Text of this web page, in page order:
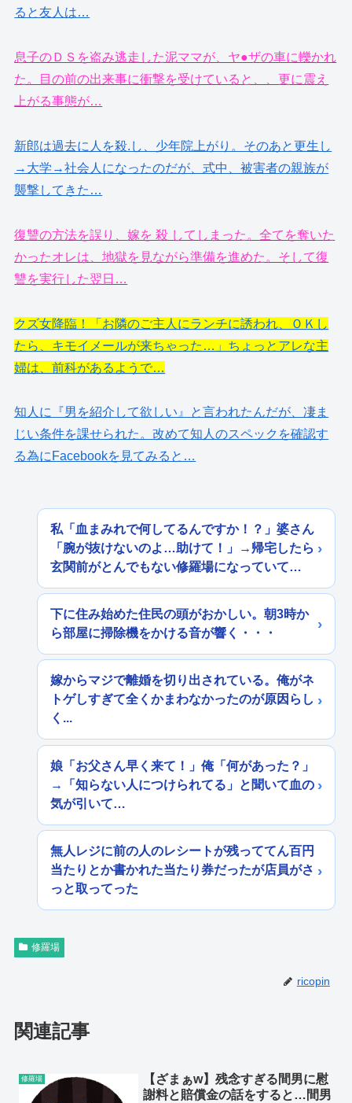
ると友人は…
息子のＤＳを盗み逃走した泥ママが、ヤ●ザの車に轢かれ
た。目の前の出来事に衝撃を受けていると、、更に震え
上がる事態が…
新郎は過去に人を殺.し、少年院上がり。そのあと更生し
→大学→社会人になったのだが、式中、被害者の親族が
襲撃してきた…
復讐の方法を誤り、嫁を 殺 してしまった。全てを奪いた
かったオレは、地獄を見ながら準備を進めた。そして復
讐を実行した翌日…
クズ女降臨！「お隣のご主人にランチに誘われ、ＯＫし
たら、キモイメールが来ちゃった…」ちょっとアレな主
婦は、前科があるようで…
知人に『男を紹介して欲しい』と言われたんだが、凄ま
じい条件を課せられた。改めて知人のスペックを確認す
る為にFacebookを見てみると…
私「血まみれで何してるんですか！？」婆さん
「腕が抜けないのよ…助けて！」→帰宅したら
玄関前がとんでもない修羅場になっていて…
下に住み始めた住民の頭がおかしい。朝3時か
ら部屋に掃除機をかける音が響く・・・
嫁からマジで離婚を切り出されている。俺がネ
トゲしすぎて全くかまわなかったのが原因らし
く...
娘「お父さん早く来て！」俺「何があった？」
→「知らない人につけられてる」と聞いて血の
気が引いて…
無人レジに前の人のレシートが残っててん百円
当たりとか書かれた当たり券だったが店員がさ
っと取ってった
修羅場
ricopin
関連記事
修羅場
【ざまぁw】残念すぎる間男に慰
謝料と賠償金の話をすると…間男